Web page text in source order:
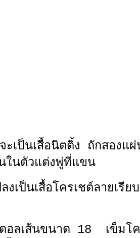
ะเป็นเสื้อนิตติ้ง ถักสองแ
ในตัวแต่งพู่ที่แขน
ลงเป็นเสื้อโครเชต์ลายเ
อลเส้นขนาด 18 เข็มโ